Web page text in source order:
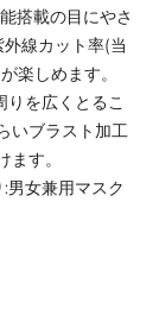
搭載の目にやさ
線カット率(当
楽しめます。
りを広くとるこ
いブラスト加工
す。
男女兼用マスク